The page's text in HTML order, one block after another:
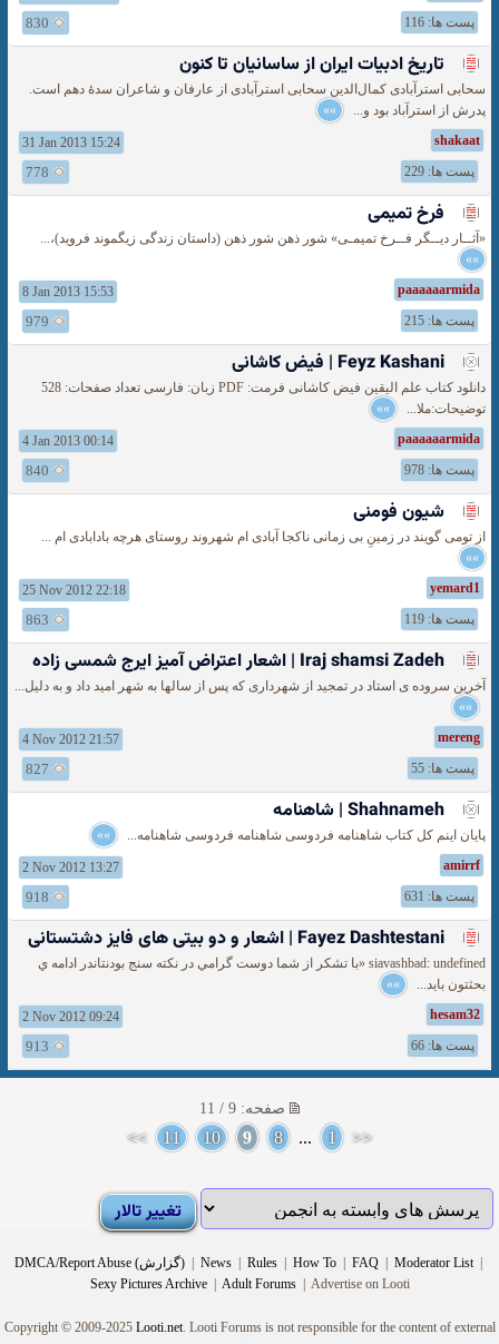
پست ها: 116
830
تاریخ ادبیات ایران از ساسانیان تا کنون
سحابى استرآبادى کمال‌الدين سحابى استرآبادى از عارفان و شاعران سدهٔ دهم است.
پدرش از استرآباد بود و... »»
shakaat
31 Jan 2013 15:24
پست ها: 229
778
فرخ تمیمی
«آثــار دیــگر فــرخ تمیمـی» شور ذهن شور ذهن (داستان زندگی زیگموند فروید)،...
»»
paaaaaarmida
8 Jan 2013 15:53
پست ها: 215
979
Feyz Kashani | فیض کاشانی
دانلود کتاب علم الیقین فیض کاشانی فرمت: PDF زبان: فارسی تعداد صفحات: 528
توضیحات:ملا... »»
paaaaaarmida
4 Jan 2013 00:14
پست ها: 978
840
شیون فومنی
از تومی گویند در زمینِ بی زمانی ناکجا آبادی ام شهروند روستای هرچه بادابادی ام ...
»»
yemard1
25 Nov 2012 22:18
پست ها: 119
863
Iraj shamsi Zadeh | اشعار اعتراض آمیز ایرج شمسی زاده
‎آخرین سروده ی استاد در تمجید از شهرداری که پس از سالها به شهر امید داد و به دلیل...
»»
mereng
4 Nov 2012 21:57
پست ها: 55
827
Shahnameh | شاهنامه
پایان اینم کل کتاب شاهنامه فردوسی شاهنامه فردوسی شاهنامه... »»
amirrf
2 Nov 2012 13:27
پست ها: 631
918
Fayez Dashtestani | اشعار و دو بیتی های فايز دشتستانی
siavashbad: undefined «با تشكر از شما دوست گرامي در نكته سنج بودنتاندر ادامه ي
بحثتون بايد... »»
hesam32
2 Nov 2012 09:24
پست ها: 66
913
صفحه: 9 / 11
<<
1
...
8
9
10
11
>>
DMCA/Report Abuse (گزارش) | News | Rules | How To | FAQ | Moderator List |
Sexy Pictures Archive | Adult Forums |Advertise on Looti
Copyright © 2009-2025 Looti.net. Looti Forums is not responsible for the content of external